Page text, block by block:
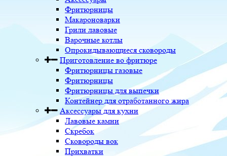
Фритюрницы
Макароноварки
Грили лавовые
Варочные котлы
Опрокидывающиеся сковороды
Приготовление во фритюре
Фритюрницы газовые
Фритюрницы
Фритюрницы для выпечки
Контейнер для отработанного жира
Аксессуары для кухни
Лавовые камни
Скребок
Сковороды вок
Прихватки